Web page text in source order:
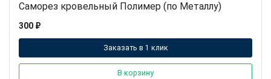
Саморез кровельный Полимер (по Металлу)
300 ₽
Заказать в 1 клик
В корзину